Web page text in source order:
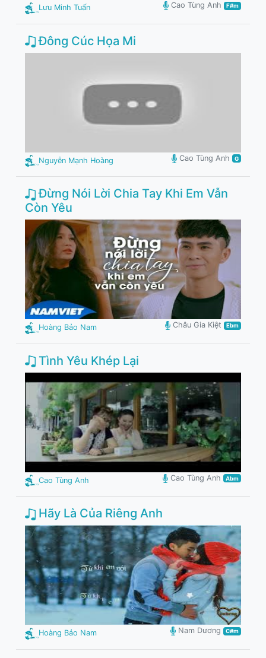
Lưu Minh Tuấn Cao Tùng Anh F#m
Đông Cúc Họa Mi
Nguyễn Mạnh Hoàng Cao Tùng Anh G
Đừng Nói Lời Chia Tay Khi Em Vẫn
Còn Yêu
Hoàng Bảo Nam Châu Gia Kiệt Ebm
Tình Yêu Khép Lại
Cao Tùng Anh Cao Tùng Anh Abm
Hãy Là Của Riêng Anh
Hoàng Bảo Nam Nam Dương C#m